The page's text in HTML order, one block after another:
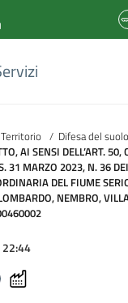
/ Difesa del suolo
AI SENSI DELL’ART. 50,
31 MARZO 2023, N. 36
DEL FIUME
NEMBRO,
22:44